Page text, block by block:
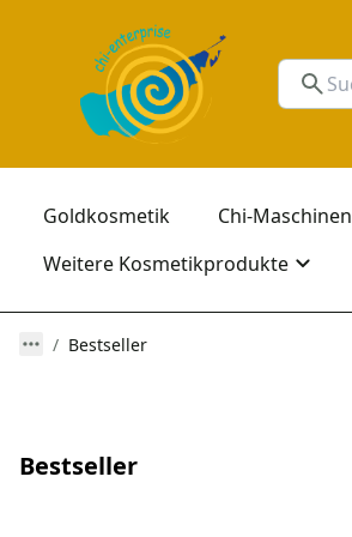
Goldkosmetik Chi-Maschinen
Weitere Kosmetikprodukte
Bestseller
Bestseller